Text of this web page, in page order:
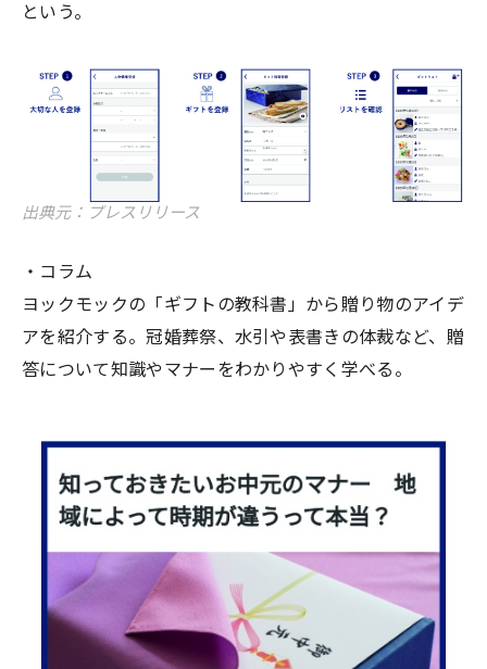
という。
出典元：プレスリリース
・コラム
ヨックモックの「ギフトの教科書」から贈り物のアイデ
アを紹介する。冠婚葬祭、水引や表書きの体裁など、贈
答について知識やマナーをわかりやすく学べる。